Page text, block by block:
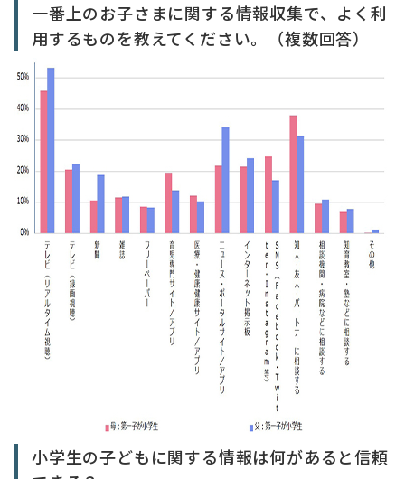
一番上のお子さまに関する情報収集で、よく利
用するものを教えてください。（複数回答）
小学生の子どもに関する情報は何があると信頼